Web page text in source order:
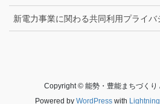
新電力事業に関わる共同利用プライバ
Copyright © 能勢・豊能まちづくり
Powered by WordPresswith